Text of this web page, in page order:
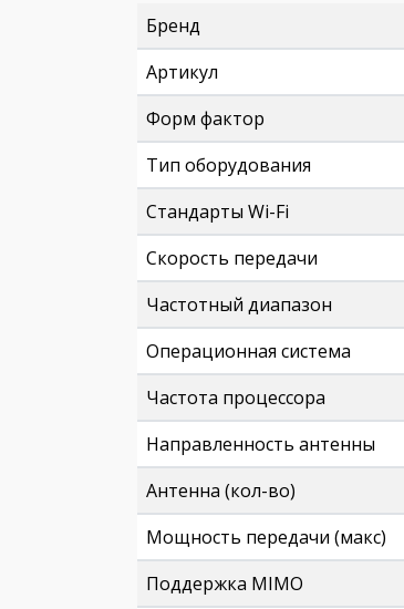
Бренд
Артикул
Форм фактор
Тип оборудования
Стандарты Wi-Fi
Скорость передачи
Частотный диапазон
Операционная система
Частота процессора
Направленность антенны
Антенна (кол-во)
Мощность передачи (макс)
Поддержка MIMO